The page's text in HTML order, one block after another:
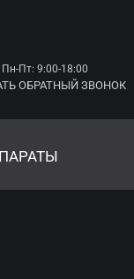
Пн-Пт: 9:00-18:00
ОБРАТНЫЙ ЗВОНОК